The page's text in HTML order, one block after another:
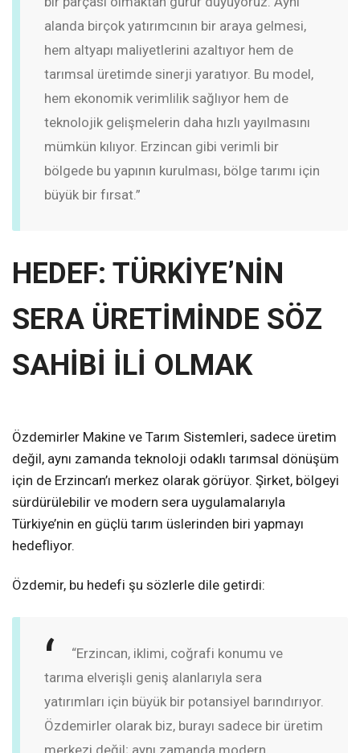
alanda birçok yatırımcının bir araya gelmesi,
hem altyapı maliyetlerini azaltıyor hem de
tarımsal üretimde sinerji yaratıyor. Bu model,
hem ekonomik verimlilik sağlıyor hem de
teknolojik gelişmelerin daha hızlı yayılmasını
mümkün kılıyor. Erzincan gibi verimli bir
bölgede bu yapının kurulması, bölge tarımı için
büyük bir fırsat.”
HEDEF: TÜRKİYE’NİN
SERA ÜRETİMİNDE SÖZ
SAHİBİ İLİ OLMAK
Özdemirler Makine ve Tarım Sistemleri, sadece üretim
değil, aynı zamanda teknoloji odaklı tarımsal dönüşüm
için de Erzincan’ı merkez olarak görüyor. Şirket, bölgeyi
sürdürülebilir ve modern sera uygulamalarıyla
Türkiye’nin en güçlü tarım üslerinden biri yapmayı
hedefliyor.
Özdemir, bu hedefi şu sözlerle dile getirdi:
“Erzincan, iklimi, coğrafi konumu ve
tarıma elverişli geniş alanlarıyla sera
yatırımları için büyük bir potansiyel barındırıyor.
Özdemirler olarak biz, burayı sadece bir üretim
merkezi değil; aynı zamanda modern,